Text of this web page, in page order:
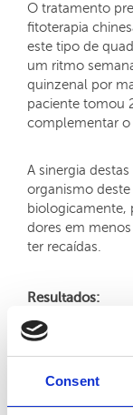
Consent
O tratamento
fitoterapia
este tipo de
um ritmo
quinzenal por
paciente tomou
complementar o
A sinergia
organismo
biologicamente,
dores em
ter recaídas.
Resultados:
Após o ciclo de
paciente já se
para consolidar